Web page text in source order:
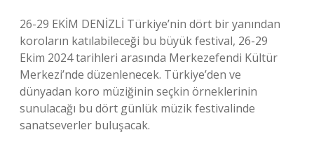
26-29 EKİM DENİZLİ Türkiye’nin dört bir yanından
koroların katılabileceği bu büyük festival, 26-29
Ekim 2024 tarihleri ​​arasında Merkezefendi Kültür
Merkezi’nde düzenlenecek. Türkiye’den ve
dünyadan koro müziğinin seçkin örneklerinin
sunulacağı bu dört günlük müzik festivalinde
sanatseverler buluşacak.